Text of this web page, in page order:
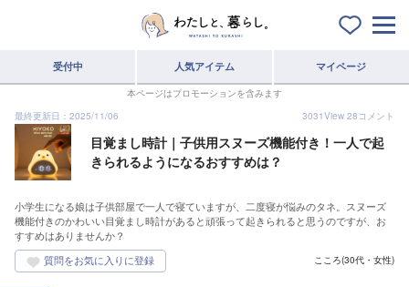
受付中 人気アイテム マイページ
本ページはプロモーションを含みます
最終更新日：2025/11/06
3031View 28コメント
目覚まし時計｜子供用スヌーズ機能付き！一人で起
きられるようになるおすすめは？
小学生になる娘は子供部屋で一人で寝ていますが、二度寝が悩みのタネ。スヌーズ
機能付きのかわいい目覚まし時計があると頑張って起きられると思うのですが、お
すすめはありませんか？
こころ(30代・女性)